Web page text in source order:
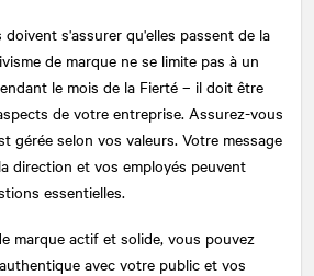
s'assurer qu'elles passent de la
de marque ne se limite pas à un
le mois de la Fierté – il doit être
de votre entreprise. Assurez-vous
gérée selon vos valeurs. Votre message
direction et vos employés peuvent
essentielles.
marque actif et solide, vous pouvez
avec votre public et vos